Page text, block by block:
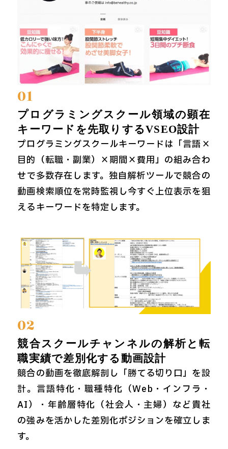
01
プログラミングスクール領域の顕在
キーワードを先取りするVSEO設計
プログラミングスクールキーワードは「言語×
目的（転職・副業）×期間×費用」の組み合わ
せで多数存在します。独自解析ツールで競合の
動画検索順位を常時監視し今すぐ上位表示を狙
えるキーワードを特定します。
02
競合スクールチャンネルの解析と転
職実績で差別化する動画設計
競合の動画を徹底解剖し「勝てる切り口」を設
計。言語特化・職種特化（Web・インフラ・
AI）・年齢層特化（社会人・主婦）など貴社
の強みを活かした差別化ポジションを確立しま
す。